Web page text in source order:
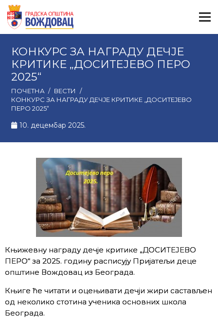
КОНКУРС ЗА НАГРАДУ ДЕЧЈЕ
КРИТИКЕ „ДОСИТЕЈЕВО ПЕРО
2025“
ПОЧЕТНА / ВЕСТИ
/
КОНКУРС ЗА НАГРАДУ ДЕЧЈЕ КРИТИКЕ „ДОСИТЕЈЕВО
ПЕРО 2025“
10. децембар 2025.
Књижевну награду дечје критике „ДОСИТЕЈЕВО
ПЕРО“ за 2025. годину расписују Пријатељи деце
општине Вождовац из Београда.
Књиге ће читати и оцењивати дечји жири састављен
од неколико стотина ученика основних школа
Београда.